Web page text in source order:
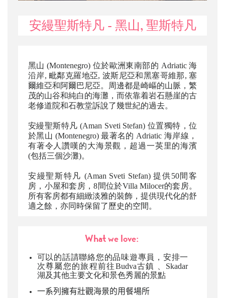
安縵聖斯特凡 - 黑山, 聖斯特凡
黑山 (Montenegro) 位於歐洲東南部的 Adriatic 海
沿岸, 毗鄰克羅地亞, 波斯尼亞和黑塞哥維那, 塞
爾維亞和阿爾巴尼亞。周邊都是崎嶇的山脈，繁
茂的山谷和純白的海灘，而依靠着岩石懸崖的古
老修道院和石教堂訴說了幾世紀的過去。
安縵聖斯特凡 (Aman Sveti Stefan) 位置獨特，位
於黑山 (Montenegro) 最著名的 Adriatic 海岸線，
有著令人讚嘆的大海景觀，超過一英里的海濱
(包括三個沙灘)。
安縵聖斯特凡 (Aman Sveti Stefan) 提供50間客
房，小屋和套房，8間位於Villa Milocer的套房。
所有客房都有細緻淡雅的裝飾，提供現代化的舒
適之餘，亦同時保留了歷史的空間。
What we love:
可以的話請聯絡您的品味遊專員，安排一
次尊屬您的旅程前往Budva古鎮 、Skadar
湖及其他主要文化和景色秀麗的景點
一系列擁有壯觀海景的用餐場所